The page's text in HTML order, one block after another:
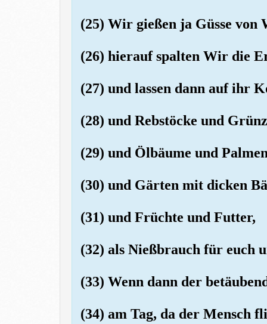
(25) Wir gießen ja Güsse von
(26) hierauf spalten Wir die
(27) und lassen dann auf ihr
(28) und Rebstöcke und
(29) und Ölbäume und
(30) und Gärten mit dicken
(31) und Früchte und Futter,
(32) als Nießbrauch für euch
(33) Wenn dann der
(34) am Tag, da der Mensch